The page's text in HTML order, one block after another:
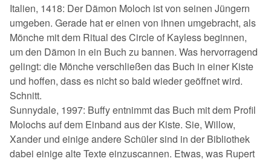
Italien, 1418: Der Dämon Moloch ist von seinen Jüngern
umgeben. Gerade hat er einen von ihnen umgebracht, als
Mönche mit dem Ritual des Circle of Kayless beginnen,
um den Dämon in ein Buch zu bannen. Was hervorragend
gelingt: die Mönche verschließen das Buch in einer Kiste
und hoffen, dass es nicht so bald wieder geöffnet wird.
Schnitt.
Sunnydale, 1997: Buffy entnimmt das Buch mit dem Profil
Molochs auf dem Einband aus der Kiste. Sie, Willow,
Xander und einige andere Schüler sind in der Bibliothek
dabei einige alte Texte einzuscannen. Etwas, was Rupert